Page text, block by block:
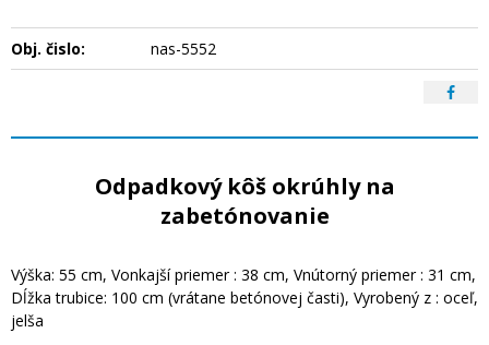
Obj. čislo: nas-5552
Odpadkový kôš okrúhly na
zabetónovanie
Výška: 55 cm, Vonkajší priemer : 38 cm, Vnútorný priemer : 31 cm,
Dĺžka trubice: 100 cm (vrátane betónovej časti), Vyrobený z : oceľ,
jelša